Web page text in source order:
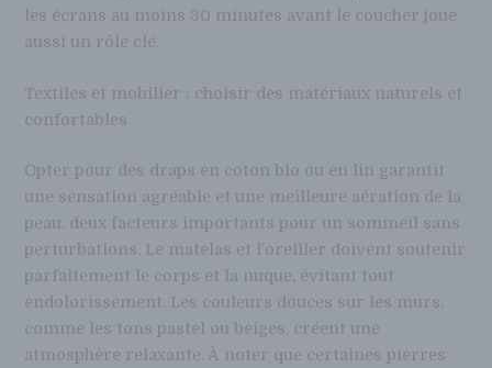
les écrans au moins 30 minutes avant le coucher joue
aussi un rôle clé.
Textiles et mobilier : choisir des matériaux naturels et
confortables
Opter pour des draps en coton bio ou en lin garantit
une sensation agréable et une meilleure aération de la
peau, deux facteurs importants pour un sommeil sans
perturbations. Le matelas et l’oreiller doivent soutenir
parfaitement le corps et la nuque, évitant tout
endolorissement. Les couleurs douces sur les murs,
comme les tons pastel ou beiges, créent une
atmosphère relaxante. À noter que certaines pierres